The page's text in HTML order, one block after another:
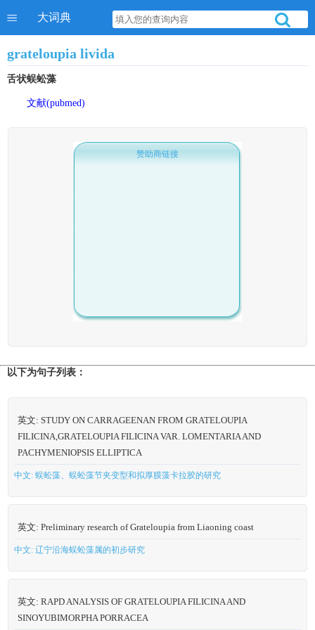
大词典
grateloupia livida
舌状蜈蚣藻
文献(pubmed)
赞助商链接
以下为句子列表：
英文: STUDY ON CARRAGEENAN FROM GRATELOUPIA
FILICINA,GRATELOUPIA FILICINA VAR. LOMENTARIA AND
PACHYMENIOPSIS ELLIPTICA
中文: 蜈蚣藻、蜈蚣藻节夹变型和拟厚膜藻卡拉胶的研究
英文: Preliminary research of Grateloupia from Liaoning coast
中文: 辽宁沿海蜈蚣藻属的初步研究
英文: RAPD ANALYSIS OF GRATELOUPIA FILICINA AND
SINOYUBIMORPHA PORRACEA